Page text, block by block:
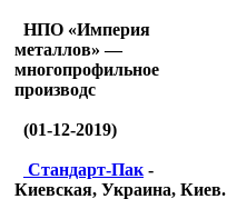
НПО «Империя
металлов» —
многопрофильное
производс
(01-12-2019)
Стандарт-Пак -
Киевская, Украина, Киев.